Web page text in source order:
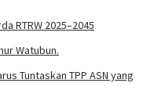
RTRW 2025–2045
Tuntaskan TPP ASN yang